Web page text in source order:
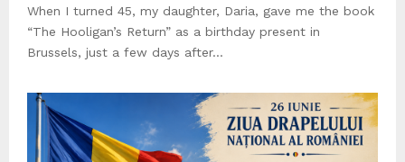
When I turned 45, my daughter, Daria, gave me the book
“The Hooligan’s Return” as a birthday present in
Brussels, just a few days after...